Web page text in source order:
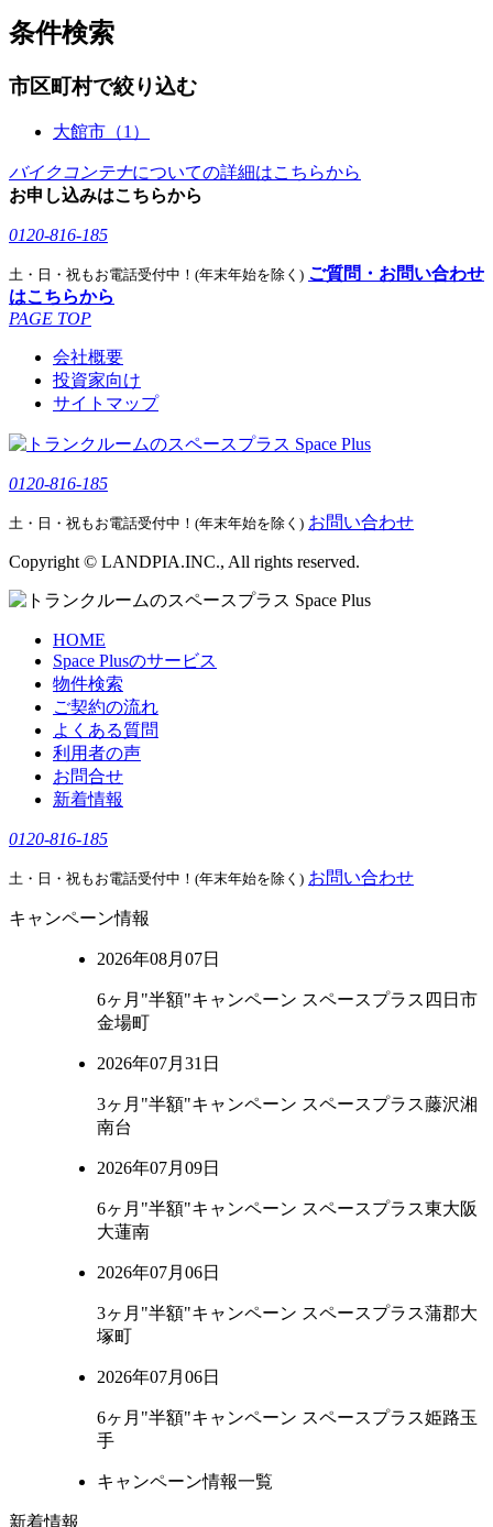
条件検索
市区町村で絞り込む
大館市（1）
バイクコンテナについての詳細はこちらから
お申し込みはこちらから
0120-816-185
土・日・祝もお電話受付中！(年末年始を除く) ご質問・お問い合わせ
はこちらから
PAGE TOP
会社概要
投資家向け
サイトマップ
0120-816-185
土・日・祝もお電話受付中！(年末年始を除く) お問い合わせ
Copyright © LANDPIA.INC., All rights reserved.
HOME
Space Plusのサービス
物件検索
ご契約の流れ
よくある質問
利用者の声
お問合せ
新着情報
0120-816-185
土・日・祝もお電話受付中！(年末年始を除く) お問い合わせ
キャンペーン情報
2026年08月07日
6ヶ月"半額"キャンペーン スペースプラス四日市
金場町
2026年07月31日
3ヶ月"半額"キャンペーン スペースプラス藤沢湘
南台
2026年07月09日
6ヶ月"半額"キャンペーン スペースプラス東大阪
大蓮南
2026年07月06日
3ヶ月"半額"キャンペーン スペースプラス蒲郡大
塚町
2026年07月06日
6ヶ月"半額"キャンペーン スペースプラス姫路玉
手
キャンペーン情報一覧
新着情報